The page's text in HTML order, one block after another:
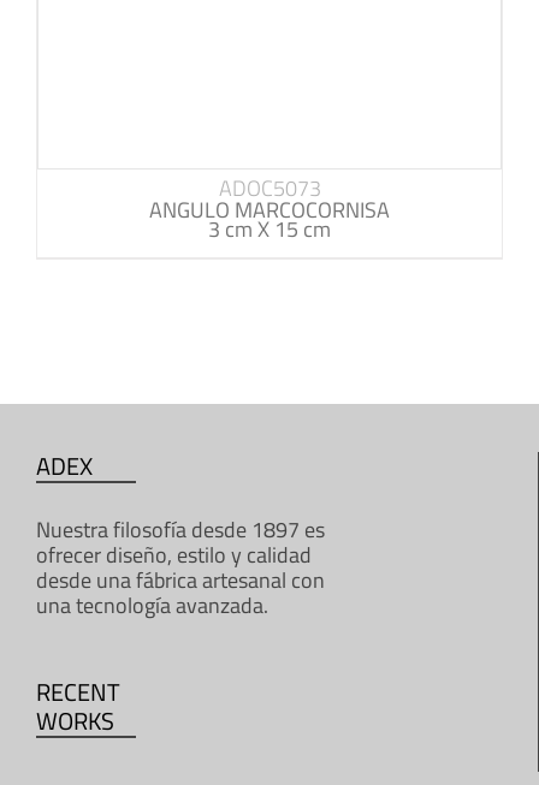
ADOC5073
ANGULO MARCOCORNISA
3 cm X 15 cm
ADEX
Nuestra filosofía desde 1897 es
ofrecer diseño, estilo y calidad
desde una fábrica artesanal con
una tecnología avanzada.
RECENT
WORKS